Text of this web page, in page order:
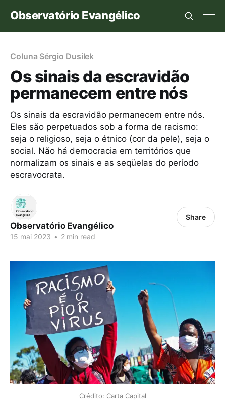
Observatório Evangélico
Coluna Sérgio Dusilek
Os sinais da escravidão
permanecem entre nós
Os sinais da escravidão permanecem entre nós.
Eles são perpetuados sob a forma de racismo:
seja o religioso, seja o étnico (cor da pele), seja o
social. Não há democracia em territórios que
normalizam os sinais e as seqüelas do período
escravocrata.
Observatório Evangélico
15 mai 2023 • 2 min read
Share
Crédito: Carta Capital